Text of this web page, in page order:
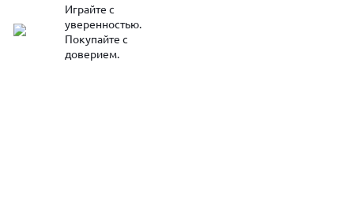
Играйте с
уверенностью.
Покупайте с
доверием.